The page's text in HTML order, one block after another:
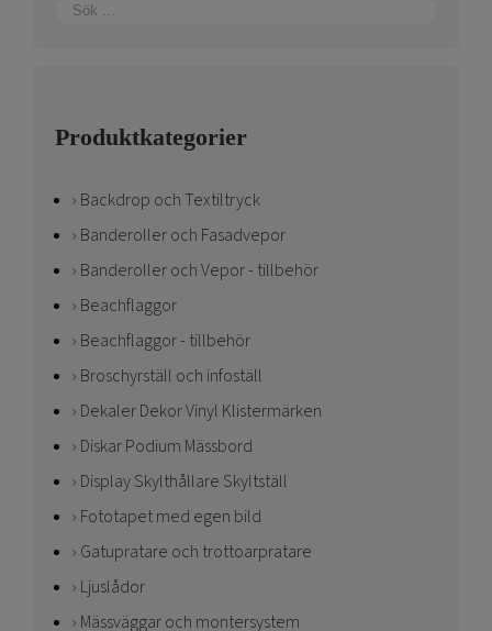
Produktkategorier
Backdrop och Textiltryck
Banderoller och Fasadvepor
Banderoller och Vepor - tillbehör
Beachflaggor
Beachflaggor - tillbehör
Broschyrställ och infoställ
Dekaler Dekor Vinyl Klistermärken
Diskar Podium Mässbord
Display Skylthållare Skyltställ
Fototapet med egen bild
Gatupratare och trottoarpratare
Ljuslådor
Mässväggar och montersystem